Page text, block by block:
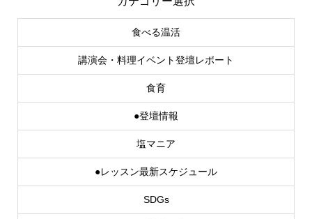
食べる温活
講演会・料理イベント登壇レポート
食育
●登壇情報
塩マニア
●レッスン最新スケジュール
SDGs